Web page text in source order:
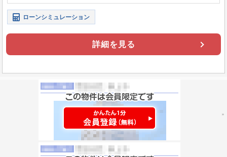
ら家族まで快適に暮らせる住環境です。
ローンシミュレーション
詳細を見る